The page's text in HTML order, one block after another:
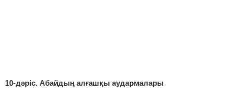
10-дәріс. Абайдың алғашқы аудармалары